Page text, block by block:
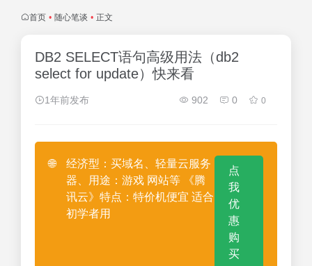
首页 • 随心笔谈 • 正文
DB2 SELECT语句高级用法（db2
select for update）快来看
1年前发布 902 0 0
🌐
经济型：买域名、轻量云服务
器、用途：游戏 网站等 《腾
讯云》特点：特价机便宜 适合
初学者用
点
我
优
惠
购
买